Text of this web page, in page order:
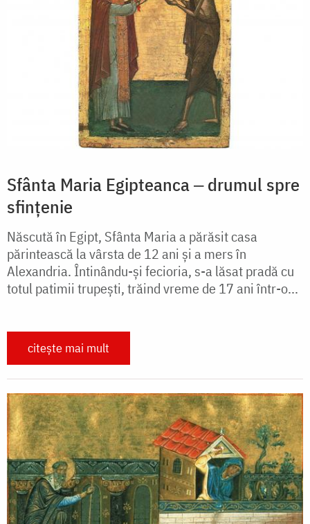
Sfânta Maria Egipteanca ‒ drumul spre
sfințenie
Născută în Egipt, Sfânta Maria a părăsit casa
părintească la vârsta de 12 ani și a mers în
Alexandria. Întinându-și fecioria, s-a lăsat pradă cu
totul patimii trupești, trăind vreme de 17 ani într-o...
citește mai mult